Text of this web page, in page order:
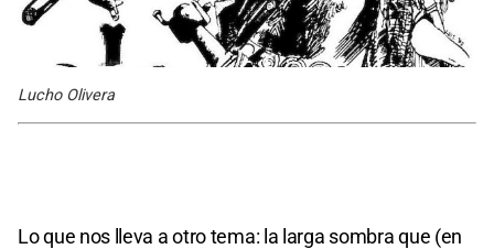
Lucho Olivera
Lo que nos lleva a otro tema: la larga sombra que (en